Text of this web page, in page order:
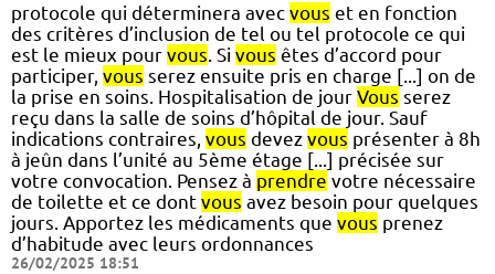
protocole qui déterminera avec vous et en fonction
des critères d’inclusion de tel ou tel protocole ce qui
est le mieux pour vous . Si vous êtes d’accord pour
participer, vous serez ensuite pris en charge [...] on de
la prise en soins. Hospitalisation de jour Vous serez
reçu dans la salle de soins d’hôpital de jour. Sauf
indications contraires, vous devez vous présenter à 8h
à jeûn dans l’unité au 5ème étage [...] précisée sur
votre convocation. Pensez à prendre votre nécessaire
de toilette et ce dont vous avez besoin pour quelques
jours. Apportez les médicaments que vous prenez
d’habitude avec leurs ordonnances
26/02/2025 18:51